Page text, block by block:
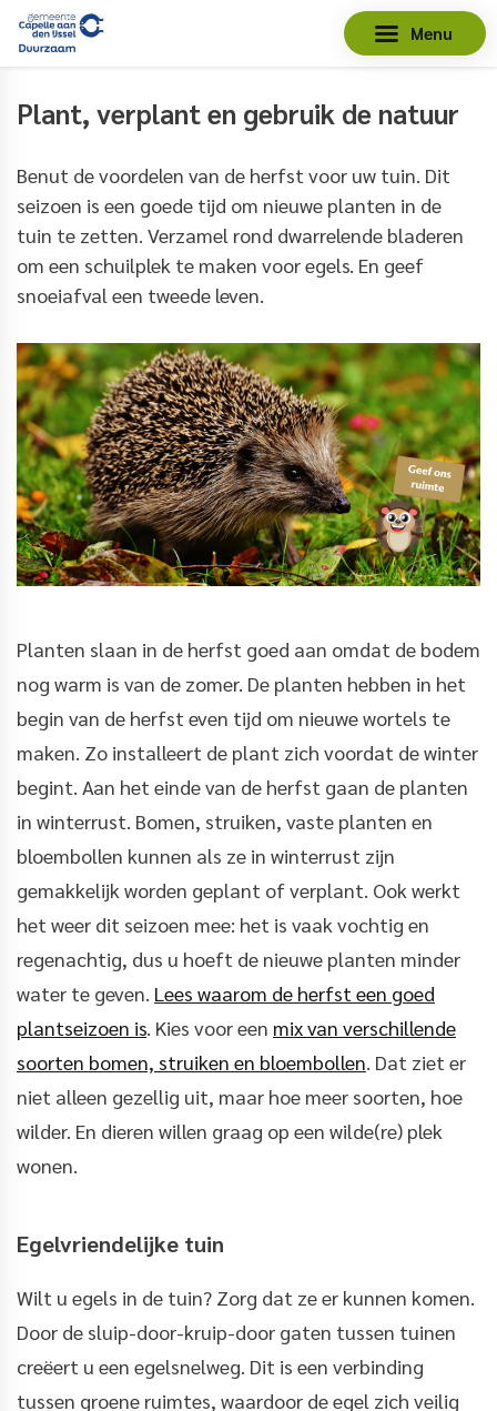
Menu
Plant, verplant en gebruik de natuur
Benut de voordelen van de herfst voor uw tuin. Dit
seizoen is een goede tijd om nieuwe planten in de
tuin te zetten. Verzamel rond dwarrelende bladeren
om een schuilplek te maken voor egels. En geef
snoeiafval een tweede leven.
Planten slaan in de herfst goed aan omdat de bodem
nog warm is van de zomer. De planten hebben in het
begin van de herfst even tijd om nieuwe wortels te
maken. Zo installeert de plant zich voordat de winter
begint. Aan het einde van de herfst gaan de planten
in winterrust. Bomen, struiken, vaste planten en
bloembollen kunnen als ze in winterrust zijn
gemakkelijk worden geplant of verplant. Ook werkt
het weer dit seizoen mee: het is vaak vochtig en
regenachtig, dus u hoeft de nieuwe planten minder
water te geven. Lees waarom de herfst een goed
plantseizoen is. Kies voor een mix van verschillende
soorten bomen, struiken en bloembollen. Dat ziet er
niet alleen gezellig uit, maar hoe meer soorten, hoe
wilder. En dieren willen graag op een wilde(re) plek
wonen.
Egelvriendelijke tuin
Wilt u egels in de tuin? Zorg dat ze er kunnen komen.
Door de sluip-door-kruip-door gaten tussen tuinen
creëert u een egelsnelweg. Dit is een verbinding
tussen groene ruimtes, waardoor de egel zich veilig